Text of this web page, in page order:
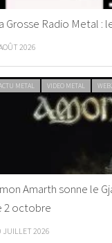
Grosse Radio Metal :
2026
METAL VIDEO METAL
Amarth sonne le
2 octobre
JUILLET 2026